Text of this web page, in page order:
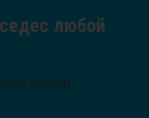
любой
спектр